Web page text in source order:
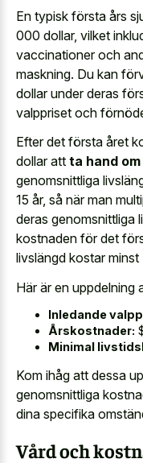
En typisk första års
000 dollar, vilket
vaccinationer och
maskning. Du kan
dollar under deras
valppriset och
Efter det första året
dollar att ta hand
genomsnittliga
15 år, så när man
deras genomsnittliga
kostnaden för det
livslängd kostar
Här är en uppdelning
Inledande
Årskostnader:
Minimal
Kom ihåg att dessa
genomsnittliga
dina specifika
Vård och